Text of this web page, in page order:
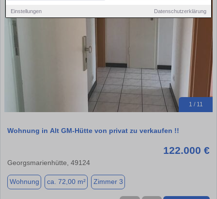
Einstellungen Datenschutzerklärung
1 / 11
Wohnung in Alt GM-Hütte von privat zu verkaufen !!
122.000 €
Georgsmarienhütte, 49124
Wohnung ca. 72,00 m² Zimmer 3